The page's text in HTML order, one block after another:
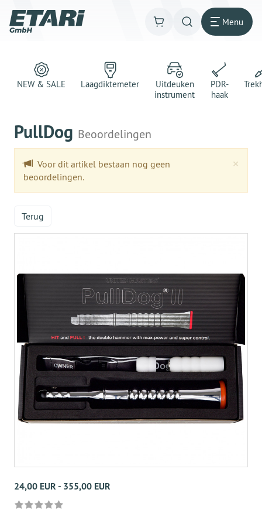
Menu
NEW & SALE Laagdiktemeter
Uitdeuken
instrument
PDR-
haak
PullDog Beoordelingen
×
Voor dit artikel bestaan nog geen
beoordelingen.
Terug
24,00 EUR - 355,00 EUR